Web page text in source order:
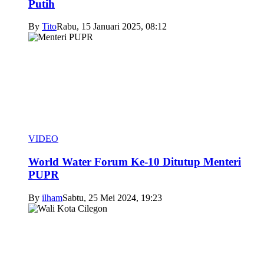
Putih
By TitoRabu, 15 Januari 2025, 08:12
VIDEO
World Water Forum Ke-10 Ditutup Menteri
PUPR
By ilhamSabtu, 25 Mei 2024, 19:23